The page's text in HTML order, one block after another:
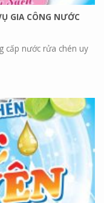
GIA CÔNG NƯỚC
nước rửa chén uy